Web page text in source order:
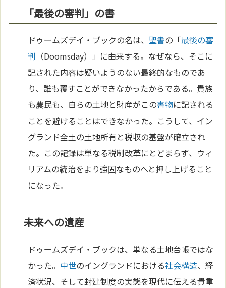
「最後の審判」の書
ドゥームズデイ・ブックの名は、聖書の「最後の審
判 （Doomsday）」に由来する。なぜなら、そこに
記された内容は疑いようのない最終的なものであ
り、誰も覆すことができなかったからである。貴族
も農民も、自らの土地と財産がこの書物に記される
ことを避けることはできなかった。こうして、イン
グランド全土の土地所有と税収の基盤が確立され
た。この記録は単なる税制改革にとどまらず、ウィ
リアムの統治をより強固なものへと押し上げること
になった。
未来への遺産
ドゥームズデイ・ブックは、単なる土地台帳ではな
かった。 中世のイングランドにおける社会構造、経
済状況、そして封建制度の実態を現代に伝える貴重